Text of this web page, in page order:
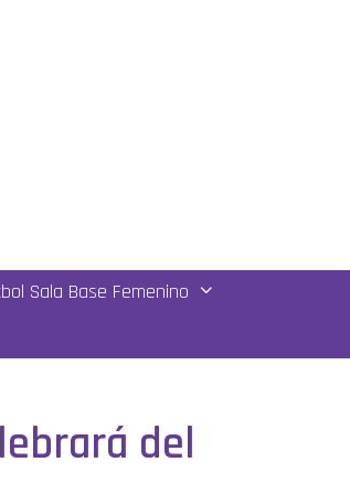
Sala Base Femenino
del